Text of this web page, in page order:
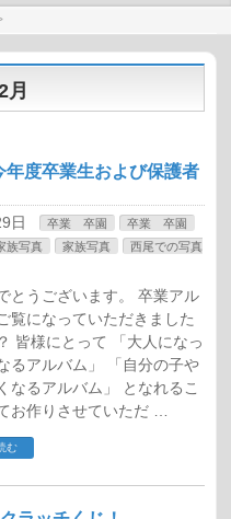
月
年度卒業生および保護者
日 卒業 卒園
卒業 卒園
族写真 家族写真
西尾での写真
とうございます。 卒業アル
覧になっていただきました
皆様にとって 「大人になっ
るアルバム」 「自分の子や
なるアルバム」 となれるこ
お作りさせていただ …
む